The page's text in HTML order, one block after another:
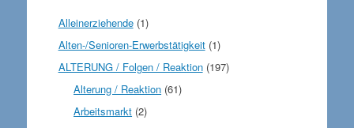
Alleinerziehende(1)
Alten-/Senioren-Erwerbstätigkeit(1)
ALTERUNG / Folgen / Reaktion(197)
Alterung / Reaktion (61)
Arbeitsmarkt (2)